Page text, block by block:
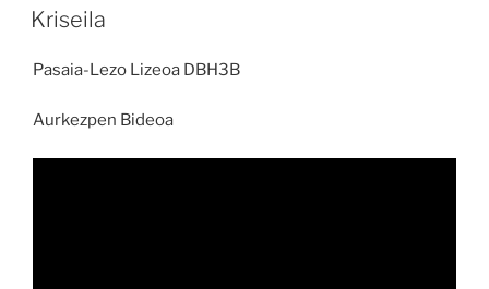
Kriseila
Pasaia-Lezo Lizeoa DBH3B
Aurkezpen Bideoa